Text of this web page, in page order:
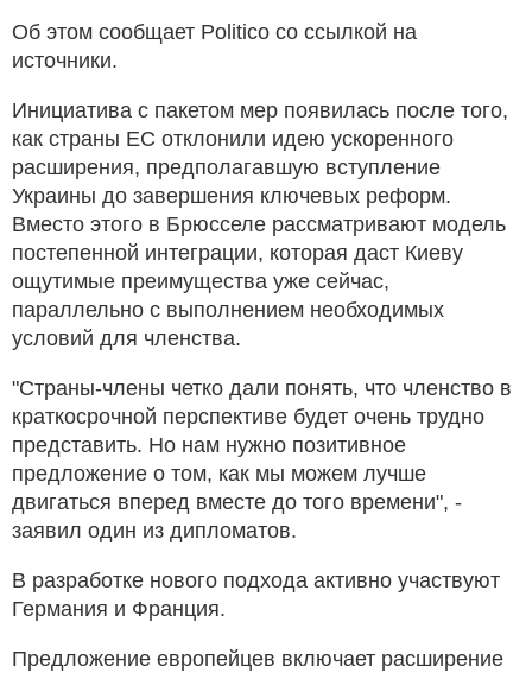
Об этом сообщает Politico со ссылкой на
источники.
Инициатива с пакетом мер появилась после того,
как страны ЕС отклонили идею ускоренного
расширения, предполагавшую вступление
Украины до завершения ключевых реформ.
Вместо этого в Брюсселе рассматривают модель
постепенной интеграции, которая даст Киеву
ощутимые преимущества уже сейчас,
параллельно с выполнением необходимых
условий для членства.
"Страны-члены четко дали понять, что членство в
краткосрочной перспективе будет очень трудно
представить. Но нам нужно позитивное
предложение о том, как мы можем лучше
двигаться вперед вместе до того времени", -
заявил один из дипломатов.
В разработке нового подхода активно участвуют
Германия и Франция.
Предложение европейцев включает расширение